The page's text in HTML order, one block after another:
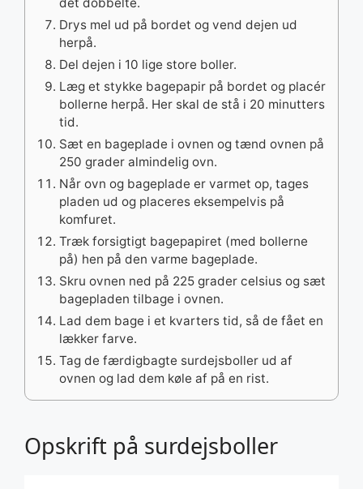
Opskrift på surdejsboller
Drys mel ud på bordet og vend dejen ud
herpå.
Del dejen i 10 lige store boller.
Læg et stykke bagepapir på bordet og placér
bollerne herpå. Her skal de stå i 20 minutters
tid.
Sæt en bageplade i ovnen og tænd ovnen på
250 grader almindelig ovn.
Når ovn og bageplade er varmet op, tages
pladen ud og placeres eksempelvis på
komfuret.
Træk forsigtigt bagepapiret (med bollerne
på) hen på den varme bageplade.
Skru ovnen ned på 225 grader celsius og sæt
bagepladen tilbage i ovnen.
Lad dem bage i et kvarters tid, så de fået en
lækker farve.
Tag de færdigbagte surdejsboller ud af
ovnen og lad dem køle af på en rist.